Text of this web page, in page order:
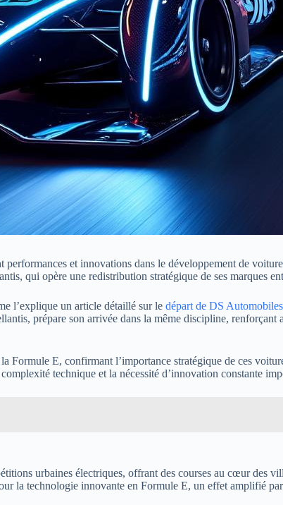
et innovations dans le développement de
qui opère une redistribution stratégique de ses marques
l’explique un article détaillé sur le départ de DS
prépare son arrivée dans la même discipline,
Formule E, confirmant l’importance stratégique de ces
technique et la nécessité d’innovation constante
urbaines électriques, offrant des courses au cœur des
la technologie innovante en Formule E, un effet amplifié